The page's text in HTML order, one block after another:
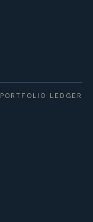
PORTFOLIO LEDGER